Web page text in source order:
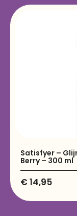
Satisfyer –
Berry – 300 ml
€14,95